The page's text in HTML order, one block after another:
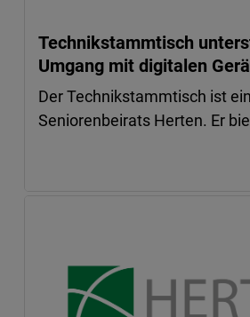
Technikstammtisch
Umgang mit digitalen
Der Technikstammtisch ist
Seniorenbeirats Herten. Er